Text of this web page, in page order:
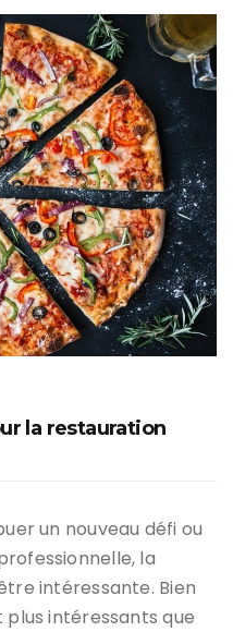
la restauration
un nouveau défi ou
la
intéressante. Bien
intéressants que